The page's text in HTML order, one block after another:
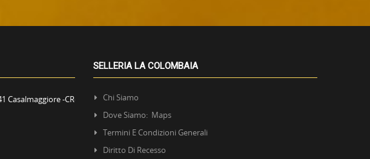
Casalmaggiore -CR-
SELLERIA LA COLOMBAIA
Chi Siamo
Dove Siamo: Maps
Termini E Condizioni Generali
Diritto Di Recesso